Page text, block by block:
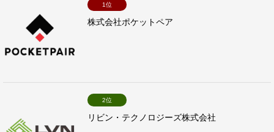
1位
株式会社ポケットペア
2位
リビン・テクノロジーズ株式会社